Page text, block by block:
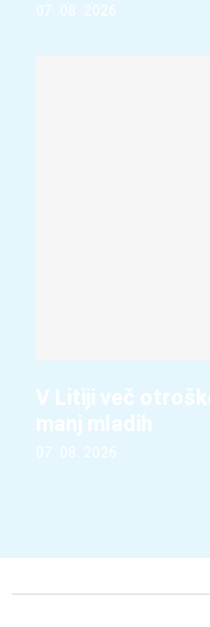
07. 08. 2026
V Litiji več
manj mladih
07. 08. 2026